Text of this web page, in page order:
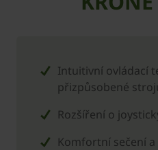
Intuitivní ovládací
přizpůsobené
Rozšíření o
Komfortní sečení